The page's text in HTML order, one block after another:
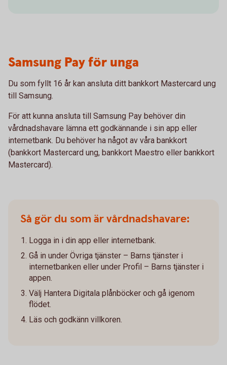
Samsung Pay för unga
Du som fyllt 16 år kan ansluta ditt bankkort Mastercard ung
till Samsung.
För att kunna ansluta till Samsung Pay behöver din
vårdnadshavare lämna ett godkännande i sin app eller
internetbank. Du behöver ha något av våra bankkort
(bankkort Mastercard ung, bankkort Maestro eller bankkort
Mastercard).
Så gör du som är vårdnadshavare:
Logga in i din app eller internetbank.
Gå in under Övriga tjänster – Barns tjänster i
internetbanken eller under Profil – Barns tjänster i
appen.
Välj Hantera Digitala plånböcker och gå igenom
flödet.
Läs och godkänn villkoren.